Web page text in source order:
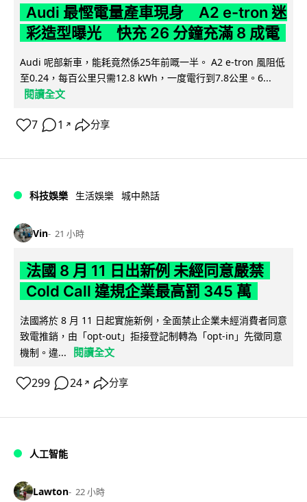
Audi 最慳電量產車現身 A2 e-tron 迷
彩造型曝光 快充 26 分鐘充滿 8 成電
Audi 呢部新車，能耗竟然係25年前嘅一半。 A2 e-tron 風阻低
至0.24，每百公里只需12.8 kWh，一度電行到7.8公里。6...
閱讀全文
7 1 ↗ 分享
科技娛樂 生活娛樂 城中熱話
Vin 21 小時
法國 8 月 11 日出新例 未經同意嚴禁
Cold Call 違規企業最高罰 345 萬
法國將於 8 月 11 日起實施新例，全面禁止企業未經消費者同意
致電推銷，由「opt-out」拒接登記制轉為「opt-in」先徵同意
機制。違...
閱讀全文
299 24 ↗ 分享
人工智能
Lawton 22 小時